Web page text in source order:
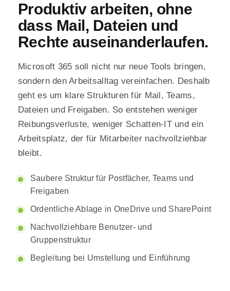
Produktiv arbeiten, ohne
dass Mail, Dateien und
Rechte auseinanderlaufen.
Microsoft 365 soll nicht nur neue Tools bringen,
sondern den Arbeitsalltag vereinfachen. Deshalb
geht es um klare Strukturen für Mail, Teams,
Dateien und Freigaben. So entstehen weniger
Reibungsverluste, weniger Schatten-IT und ein
Arbeitsplatz, der für Mitarbeiter nachvollziehbar
bleibt.
Saubere Struktur für Postfächer, Teams und
Freigaben
Ordentliche Ablage in OneDrive und SharePoint
Nachvollziehbare Benutzer- und
Gruppenstruktur
Begleitung bei Umstellung und Einführung